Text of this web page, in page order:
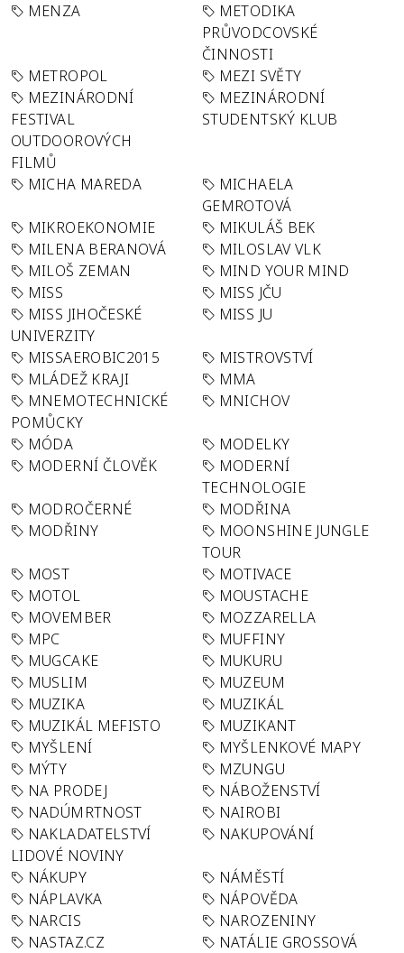
MENZA
METODIKA
PRŮVODCOVSKÉ
ČINNOSTI
METROPOL
MEZI SVĚTY
MEZINÁRODNÍ
FESTIVAL
OUTDOOROVÝCH
FILMŮ
MEZINÁRODNÍ
STUDENTSKÝ KLUB
MICHA MAREDA
MICHAELA
GEMROTOVÁ
MIKROEKONOMIE
MIKULÁŠ BEK
MILENA BERANOVÁ
MILOSLAV VLK
MILOŠ ZEMAN
MIND YOUR MIND
MISS
MISS JČU
MISS JIHOČESKÉ
UNIVERZITY
MISS JU
MISSAEROBIC2015
MISTROVSTVÍ
MLÁDEŽ KRAJI
MMA
MNEMOTECHNICKÉ
POMŮCKY
MNICHOV
MÓDA
MODELKY
MODERNÍ ČLOVĚK
MODERNÍ
TECHNOLOGIE
MODROČERNÉ
MODŘINA
MODŘINY
MOONSHINE JUNGLE
TOUR
MOST
MOTIVACE
MOTOL
MOUSTACHE
MOVEMBER
MOZZARELLA
MPC
MUFFINY
MUGCAKE
MUKURU
MUSLIM
MUZEUM
MUZIKA
MUZIKÁL
MUZIKÁL MEFISTO
MUZIKANT
MYŠLENÍ
MYŠLENKOVÉ MAPY
MÝTY
MZUNGU
NA PRODEJ
NÁBOŽENSTVÍ
NADÚMRTNOST
NAIROBI
NAKLADATELSTVÍ
LIDOVÉ NOVINY
NAKUPOVÁNÍ
NÁKUPY
NÁMĚSTÍ
NÁPLAVKA
NÁPOVĚDA
NARCIS
NAROZENINY
NASTAZ.CZ
NATÁLIE GROSSOVÁ